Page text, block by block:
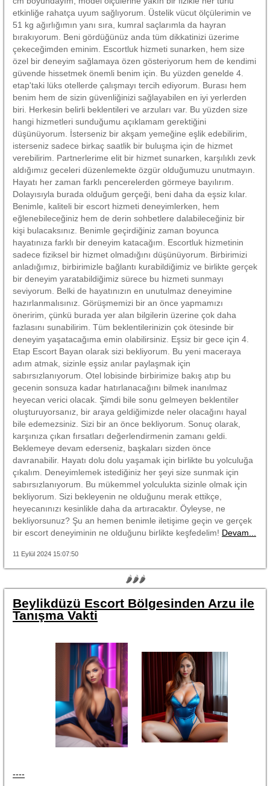
etkinliğe rahatça uyum sağlıyorum. Üstelik vücut ölçülerimin ve
51 kg ağırlığımın yanı sıra, kumral saçlarımla da hayran
bırakıyorum. Beni gördüğünüz anda tüm dikkatinizi üzerime
çekeceğimden eminim. Escortluk hizmeti sunarken, hem size
özel bir deneyim sağlamaya özen gösteriyorum hem de kendimi
güvende hissetmek önemli benim için. Bu yüzden genelde 4.
etap'taki lüks otellerde çalışmayı tercih ediyorum. Burası hem
benim hem de sizin güvenliğinizi sağlayabilen en iyi yerlerden
biri. Herkesin belirli beklentileri ve arzuları var. Bu yüzden size
hangi hizmetleri sunduğumu açıklamam gerektiğini
düşünüyorum. İsterseniz bir akşam yemeğine eşlik edebilirim,
isterseniz sadece birkaç saatlik bir buluşma için de hizmet
verebilirim. Partnerlerime elit bir hizmet sunarken, karşılıklı zevk
aldığımız geceleri düzenlemekte özgür olduğumuzu unutmayın.
Hayatı her zaman farklı pencerelerden görmeye bayılırım.
Dolayısıyla burada olduğum gerçeği, beni daha da eşsiz kılar.
Benimle, kaliteli bir escort hizmeti deneyimlerken, hem
eğlenebileceğiniz hem de derin sohbetlere dalabileceğiniz bir
kişi bulacaksınız. Benimle geçirdiğiniz zaman boyunca
hayatınıza farklı bir deneyim katacağım. Escortluk hizmetinin
sadece fiziksel bir hizmet olmadığını düşünüyorum. Birbirimizi
anladığımız, birbirimizle bağlantı kurabildiğimiz ve birlikte gerçek
bir deneyim yaratabildiğimiz sürece bu hizmeti sunmayı
seviyorum. Belki de hayatınızın en unutulmaz deneyimine
hazırlanmalısınız. Görüşmemizi bir an önce yapmamızı
öneririm, çünkü burada yer alan bilgilerin üzerine çok daha
fazlasını sunabilirim. Tüm beklentilerinizin çok ötesinde bir
deneyim yaşatacağıma emin olabilirsiniz. Eşsiz bir gece için 4.
Etap Escort Bayan olarak sizi bekliyorum. Bu yeni maceraya
adım atmak, sizinle eşsiz anılar paylaşmak için
sabırsızlanıyorum. Otel lobisinde birbirimize bakış atıp bu
gecenin sonsuza kadar hatırlanacağını bilmek inanılmaz
heyecan verici olacak. Şimdi bile sonu gelmeyen beklentiler
oluşturuyorsanız, bir araya geldiğimizde neler olacağını hayal
bile edemezsiniz. Sizi bir an önce bekliyorum. Sonuç olarak,
karşınıza çıkan fırsatları değerlendirmenin zamanı geldi.
Beklemeye devam ederseniz, başkaları sizden önce
davranabilir. Hayatı dolu dolu yaşamak için birlikte bu yolculuğa
çıkalım. Deneyimlemek istediğiniz her şeyi size sunmak için
sabırsızlanıyorum. Bu mükemmel yolculukta sizinle olmak için
bekliyorum. Sizi bekleyenin ne olduğunu merak ettikçe,
heyecanınızı kesinlikle daha da artıracaktır. Öyleyse, ne
bekliyorsunuz? Şu an hemen benimle iletişime geçin ve gerçek
bir escort deneyiminin ne olduğunu birlikte keşfedelim! Devam...
11 Eylül 2024 15:07:50
🌶🌶🌶
Beylikdüzü Escort Bölgesinden Arzu ile
Tanışma Vakti
----